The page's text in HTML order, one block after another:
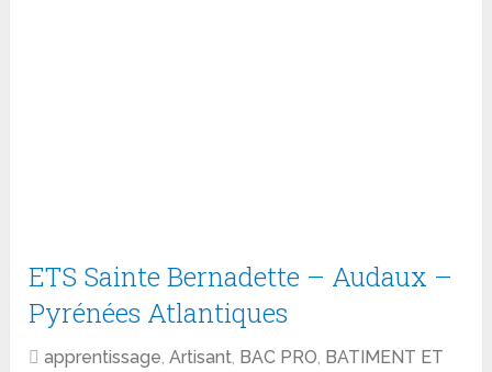
ETS Sainte Bernadette – Audaux –
Pyrénées Atlantiques
apprentissage,Artisant, BAC PRO, BATIMENT ET